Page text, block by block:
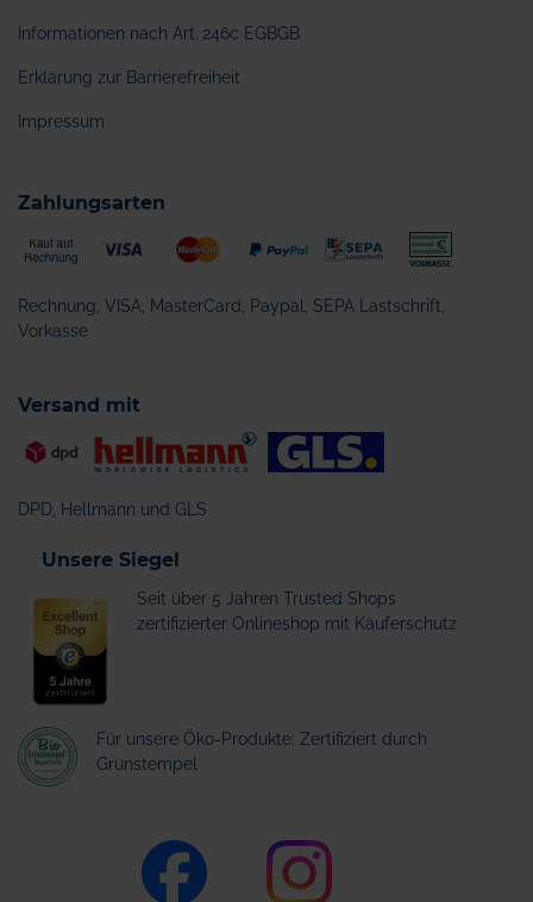
Informationen nach Art. 246c EGBGB
Erklärung zur Barrierefreiheit
Impressum
Zahlungsarten
Rechnung, VISA, MasterCard, Paypal, SEPA Lastschrift,
Vorkasse
Versand mit
DPD, Hellmann und GLS
Unsere Siegel
Seit über 5 Jahren Trusted Shops
zertifizierter Onlineshop mit Käuferschutz
Für unsere Öko-Produkte: Zertifiziert durch
Grünstempel